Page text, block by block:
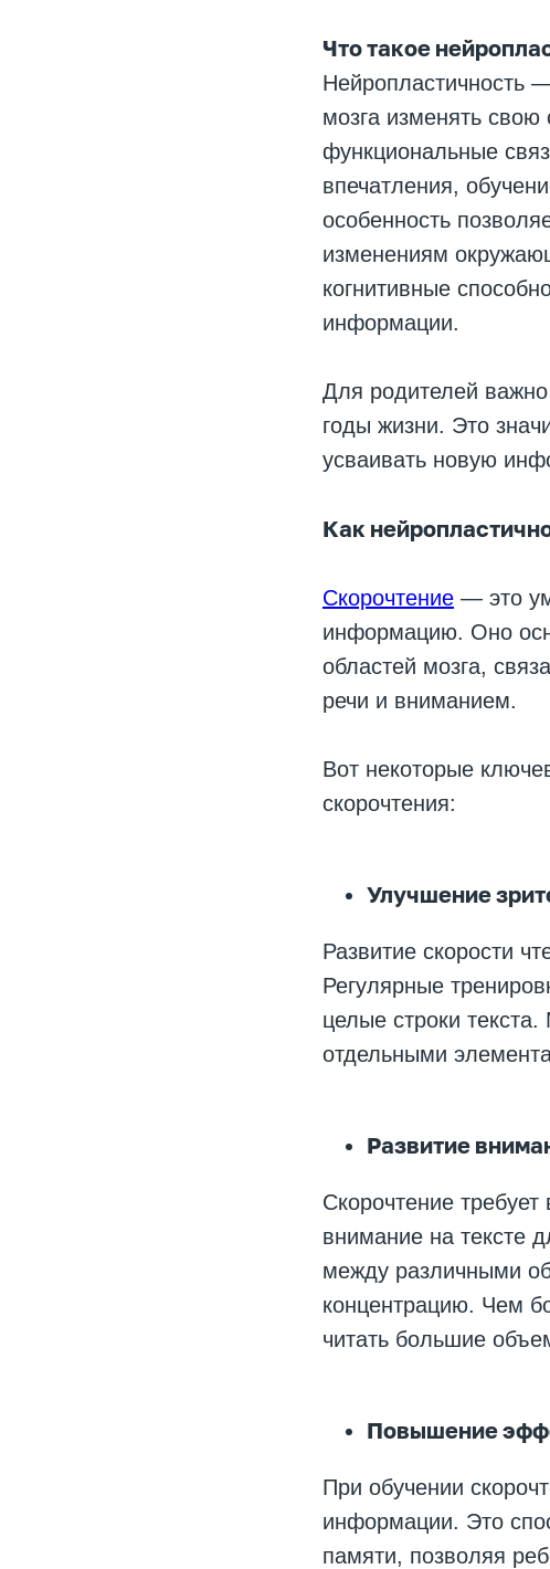
Что такое
Нейропластичность
мозга изменять свою
функциональные
впечатления,
особенность
изменениям
когнитивные
информации.
Для родителей
годы жизни. Это
усваивать новую
Как
Скорочтение — это
информацию. Оно
областей мозга,
речи и вниманием.
Вот некоторые
скорочтения:
Улучшение
Развитие скорости
Регулярные
целые строки
отдельными
Развитие
Скорочтение
внимание на тексте
между различными
концентрацию. Чем
читать большие
Повышение
При обучении
информации. Это
памяти, позволяя